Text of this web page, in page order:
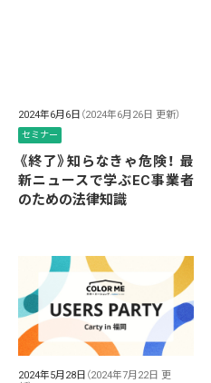
2024年6月6日 （2024年6月26日 更新）
セミナー
《終了》知らなきゃ危険！ 最
新ニュースで学ぶEC事業者
のための法律知識
2024年5月28日 （2024年7月22日 更